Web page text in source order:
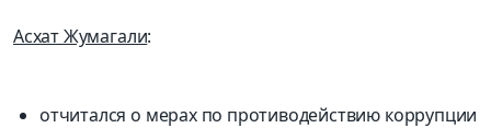
Асхат Жумагали:
отчитался о мерах по противодействию коррупции